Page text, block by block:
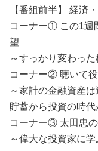
【番組前半】 経済
コーナー① この1週
望
～すっかり変わっ
コーナー② 聴いて
～家計の金融資産は
貯蓄から投資の時代
コーナー③ 太田忠
～偉大な投資家に